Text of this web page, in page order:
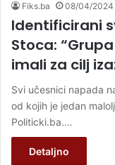
Fiks.ba 08/04/2024
Identificirani
Stoca:
imali za cilj
Svi učesnici napada
od kojih je jedan
Politicki.ba.…
Detaljno